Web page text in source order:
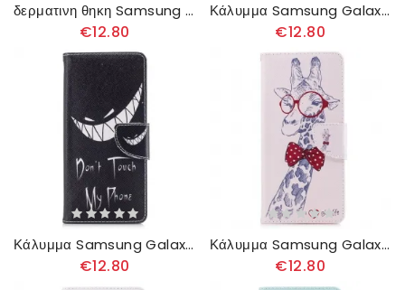
δερματινη θηκη Samsung Galaxy Note 8 Ανθισμένο Δέντρο
€12.80
Κάλυμμα Samsung Galaxy Note 8 Επικίνδυνη Αρκούδα
€12.80
Κάλυμμα Samsung Galaxy Note 8 Τηλέφωνο Διαβόλου
€12.80
Κάλυμμα Samsung Galaxy Note 8 Εξυπνάδα Καμηλοπάρδαλη
€12.80